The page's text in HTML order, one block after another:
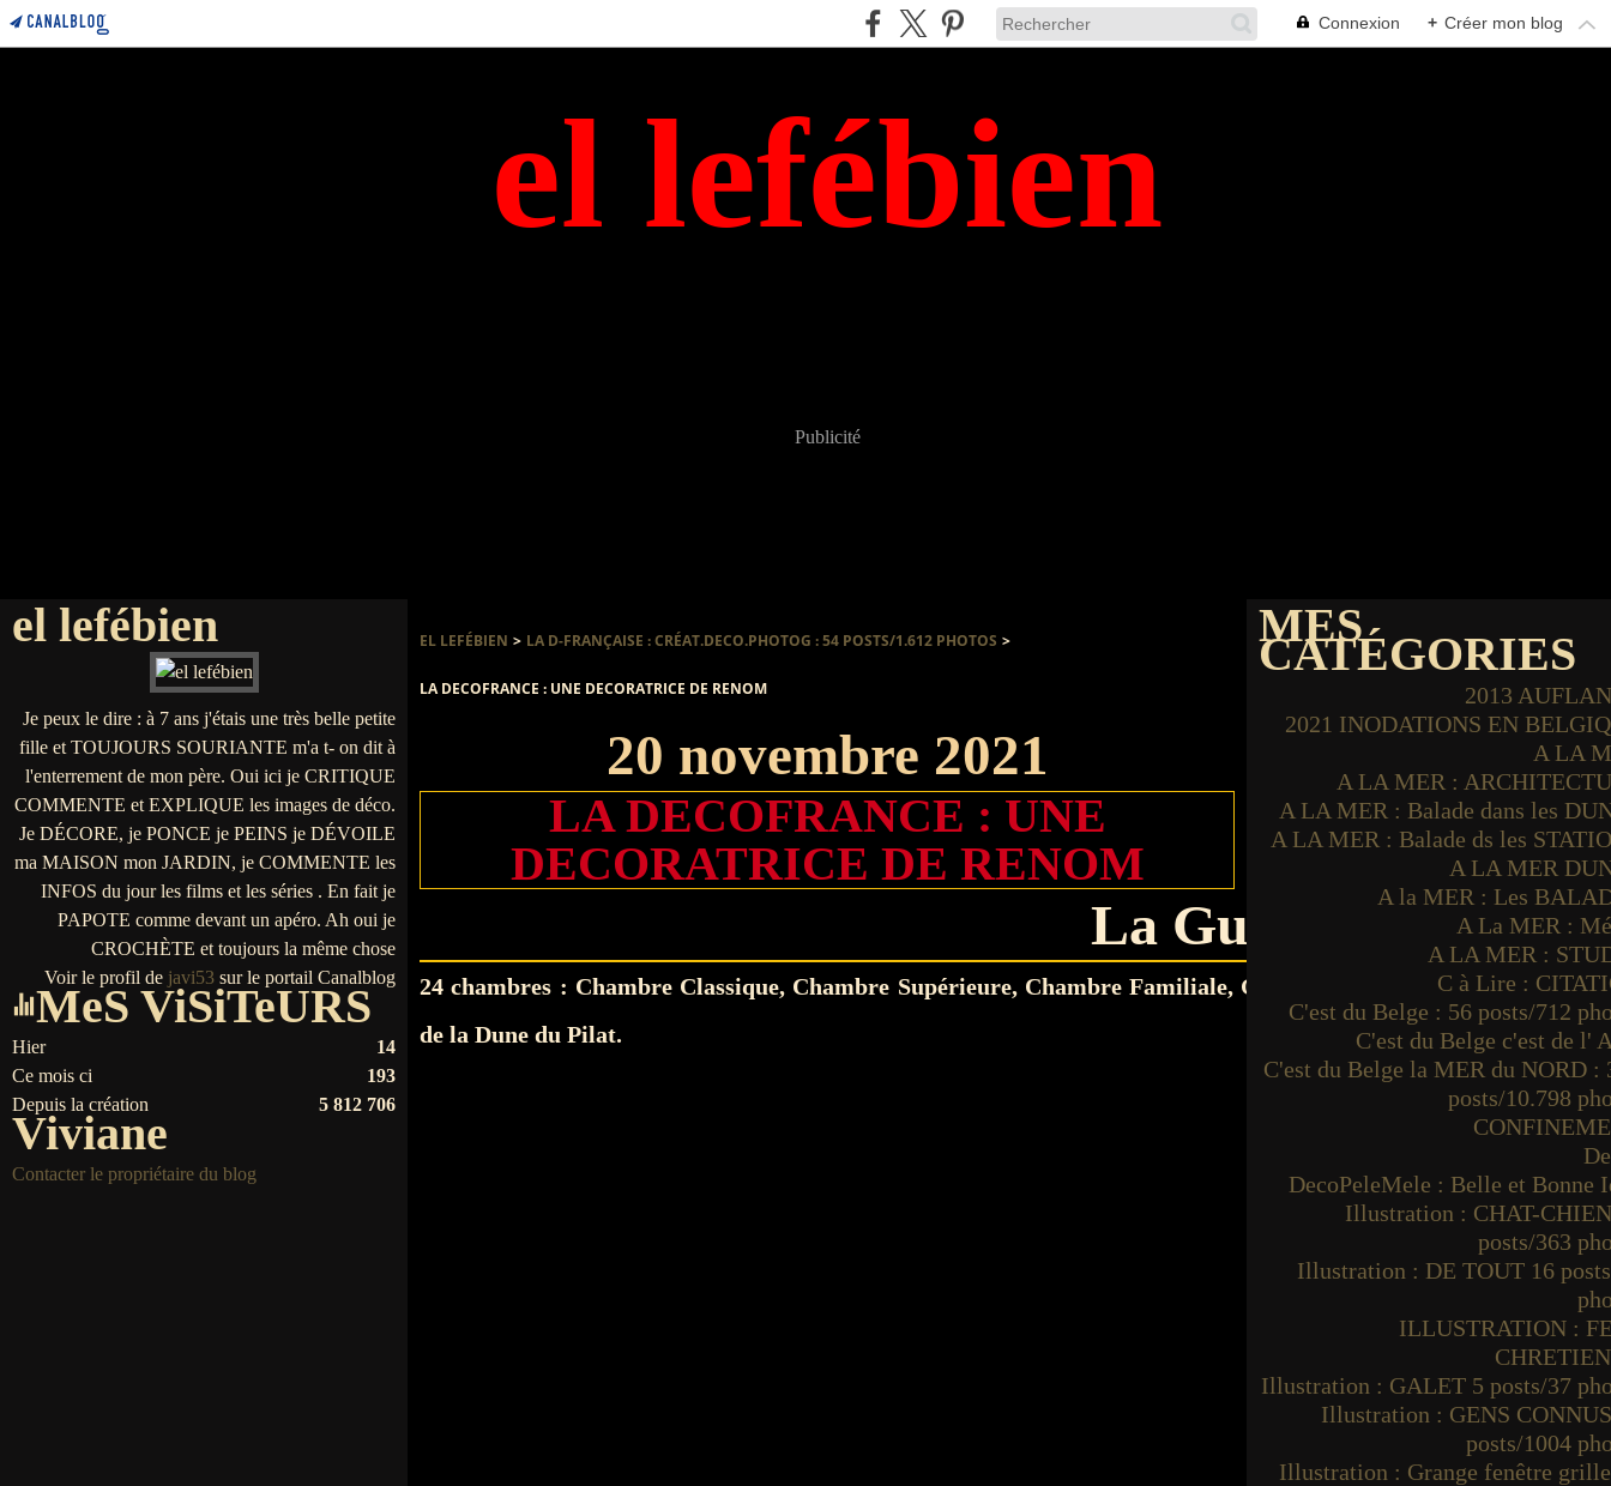
Connexion + Créer mon blog
el lefébien
Publicité
el lefébien
Je peux le dire : à 7 ans j'étais une très belle petite
fille et TOUJOURS SOURIANTE m'a t- on dit à
l'enterrement de mon père. Oui ici je CRITIQUE
COMMENTE et EXPLIQUE les images de déco.
Je DÉCORE, je PONCE je PEINS je DÉVOILE
ma MAISON mon JARDIN, je COMMENTE les
INFOS du jour les films et les séries . En fait je
PAPOTE comme devant un apéro. Ah oui je
CROCHÈTE et toujours la même chose
Voir le profil de javi53 sur le portail Canalblog
MeS ViSiTeURS
Hier
14
Ce mois ci
193
Depuis la création
5 812 706
Viviane
Contacter le propriétaire du blog
EL LEFÉBIEN > LA D-FRANÇAISE : CRÉAT.DECO.PHOTOG : 54 POSTS/1.612 PHOTOS >
LA DECOFRANCE : UNE DECORATRICE DE RENOM
20 novembre 2021
LA DECOFRANCE : UNE
DECORATRICE DE RENOM
La Guitoune
24 chambres : Chambre Classique, Chambre Supérieure, Chambre Familiale, Guitounes et Chambres
de la Dune du Pilat.
MES
CATÉGORIES
2013
2021 INODATIONS EN
A LA
A LA MER :
A LA MER : Balade dans les
A LA MER : Balade ds les
A LA MER
A la MER : Les
A La MER :
A LA MER :
C à Lire :
C'est du Belge : 56 posts/712
C'est du Belge c'est de l'
C'est du Belge la MER du NORD :
posts/10.798
DecoPeleMele : Belle et Bonne
Illustration : CHAT-
posts/363
Illustration : DE TOUT 16
ILLUSTRATION :
Illustration : GALET 5 posts/37
Illustration : GENS
posts/1004
Illustration : Grange fenêtre